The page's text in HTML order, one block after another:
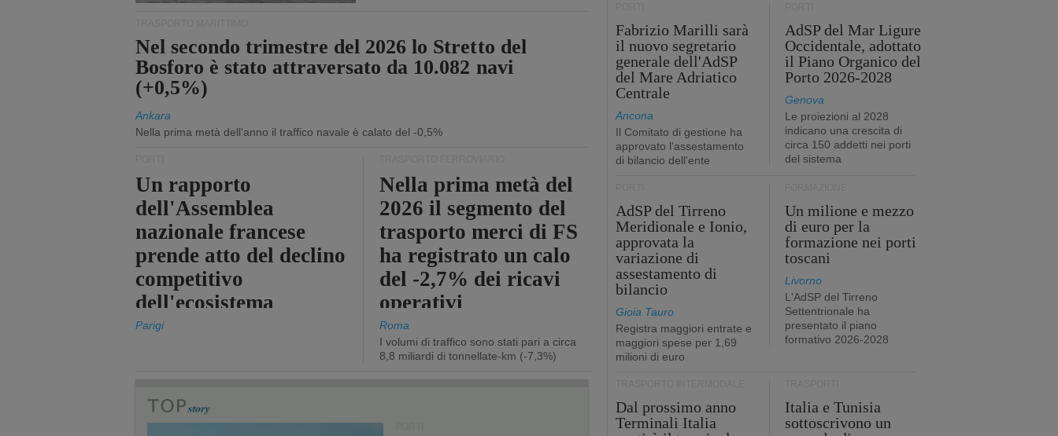
Nel secondo trimestre del 2026 lo Stretto del
Bosforo è stato attraversato da 10.082 navi
(+0,5%)
Ankara
Nella prima metà dell'anno il traffico navale è calato del -0,5%
Un rapporto
dell'Assemblea
nazionale francese
prende atto del declino
competitivo
dell'ecosistema
portuale statale
Parigi
Nella prima metà del
2026 il segmento del
trasporto merci di FS
ha registrato un calo
del -2,7% dei ricavi
operativi
Roma
I volumi di traffico sono stati pari a circa
8,8 miliardi di tonnellate-km (-7,3%)
Fabrizio Marilli sarà
il nuovo segretario
generale dell'AdSP
del Mare Adriatico
Centrale
Ancona
Il Comitato di gestione ha
approvato l'assestamento
di bilancio dell'ente
AdSP del Mar Ligure
Occidentale, adottato
il Piano Organico del
Porto 2026-2028
Genova
Le proiezioni al 2028
indicano una crescita di
circa 150 addetti nei porti
del sistema
AdSP del Tirreno
Meridionale e Ionio,
approvata la
variazione di
assestamento di
bilancio
Gioia Tauro
Registra maggiori entrate e
maggiori spese per 1,69
milioni di euro
Un milione e mezzo
di euro per la
formazione nei porti
toscani
Livorno
L'AdSP del Tirreno
Settentrionale ha
presentato il piano
formativo 2026-2028
Dal prossimo anno
Terminali Italia
Italia e Tunisia
sottoscrivono un